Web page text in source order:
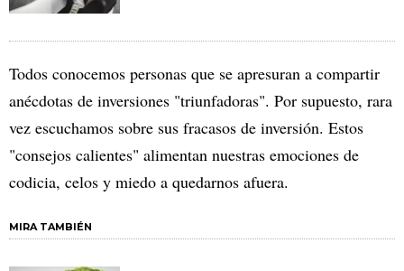
Todos conocemos personas que se apresuran a compartir
anécdotas de inversiones "triunfadoras". Por supuesto, rara
vez escuchamos sobre sus fracasos de inversión. Estos
"consejos calientes" alimentan nuestras emociones de
codicia, celos y miedo a quedarnos afuera.
MIRA TAMBIÉN